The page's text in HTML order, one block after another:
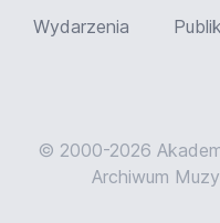
Wydarzenia
© 2000-2026
Archiwum